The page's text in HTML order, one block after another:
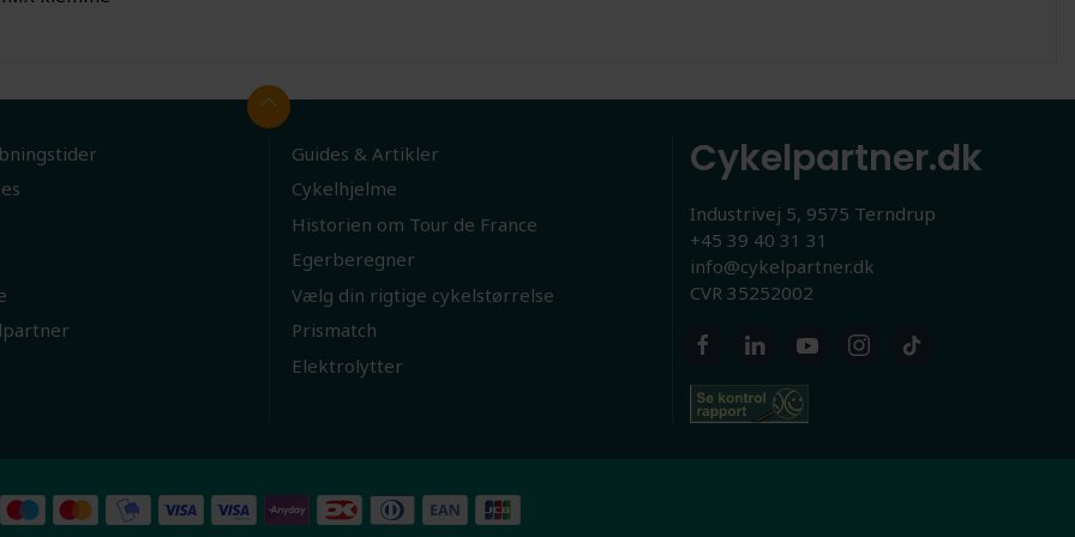
Guides & Artikler
Cykelhjelme
Historien om Tour de France
Egerberegner
Vælg din rigtige cykelstørrelse
Prismatch
Elektrolytter
Cykelpartner.dk
Industrivej 5, 9575 Terndrup
+45 39 40 31 31
info@cykelpartner.dk
CVR 35252002